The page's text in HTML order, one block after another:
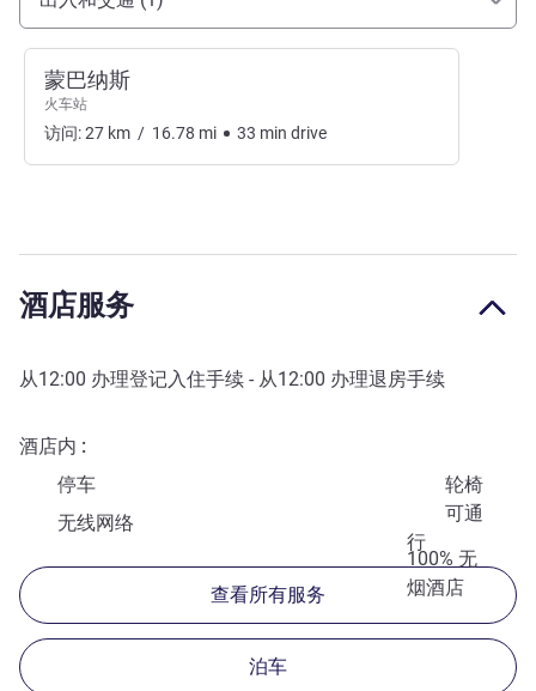
蒙巴纳斯
火车站
访问:27 km / 16.78 mi 33 min drive
酒店服务
从12:00 办理登记入住手续 - 从12:00 办理退房手续
酒店内
停车
轮椅
可通
行
无线网络
100% 无
烟酒店
查看所有服务
泊车